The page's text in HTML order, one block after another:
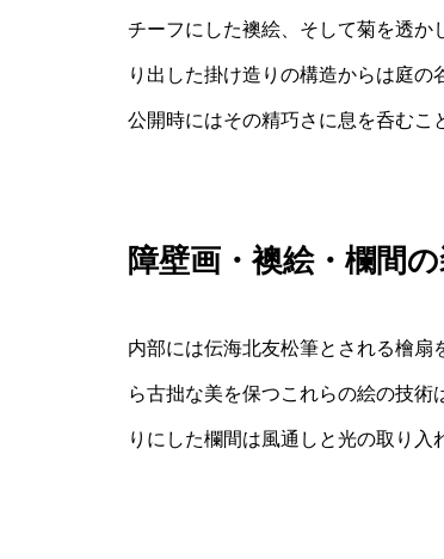
チーフにした襖絵、そして菊を透か
り出した掛け造りの構造からは庭
公開時にはその精巧さに息を呑むこ
障壁画・襖絵・欄間
内部には伝海北友松筆とされる檜
ら古拙な美を保つこれらの絵の技
りにした欄間は風通しと光の取り入